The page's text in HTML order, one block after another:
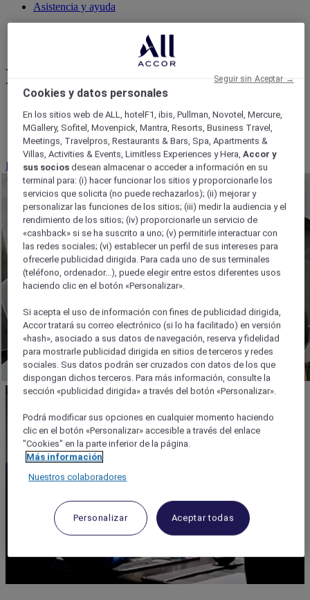
Asistencia y ayuda
Salas de reuniones | Accor Meetings&Events
Reuniones
Planifique su reunión: sus expectativas son
nuestra prioridad
Reserve su reunión
Cookies y datos personales
En los sitios web de ALL, hotelF1, ibis, Pullman, Novotel, Mercure,
MGallery, Sofitel, Movenpick, Mantra, Resorts, Business Travel,
Meetings, Travelpros, Restaurants & Bars, Spa, Apartments &
Villas, Activities & Events, Limitless Experiences y Hera,Accor y
sus socios desean almacenar o acceder a información en su
terminal para: (i) hacer funcionar los sitios y proporcionarle los
servicios que solicita (no puede rechazarlos); (ii) mejorar y
personalizar las funciones de los sitios; (iii) medir la audiencia y el
rendimiento de los sitios; (iv) proporcionarle un servicio de
«cashback» si se ha suscrito a uno; (v) permitirle interactuar con
las redes sociales; (vi) establecer un perfil de sus intereses para
ofrecerle publicidad dirigida. Para cada uno de sus terminales
(teléfono, ordenador...), puede elegir entre estos diferentes usos
haciendo clic en el botón «Personalizar».
Si acepta el uso de información con fines de publicidad dirigida,
Accor tratará su correo electrónico (si lo ha facilitado) en versión
«hash», asociado a sus datos de navegación, reserva y fidelidad
para mostrarle publicidad dirigida en sitios de terceros y redes
sociales. Sus datos podrán ser cruzados con datos de los que
dispongan dichos terceros. Para más información, consulte la
sección «publicidad dirigida» a través del botón «Personalizar».
Podrá modificar sus opciones en cualquier momento haciendo
clic en el botón «Personalizar» accesible a través del enlace
"Cookies" en la parte inferior de la página.
Más información
Nuestros colaboradores
Personalizar Aceptar todas
Seguir sin Aceptar →